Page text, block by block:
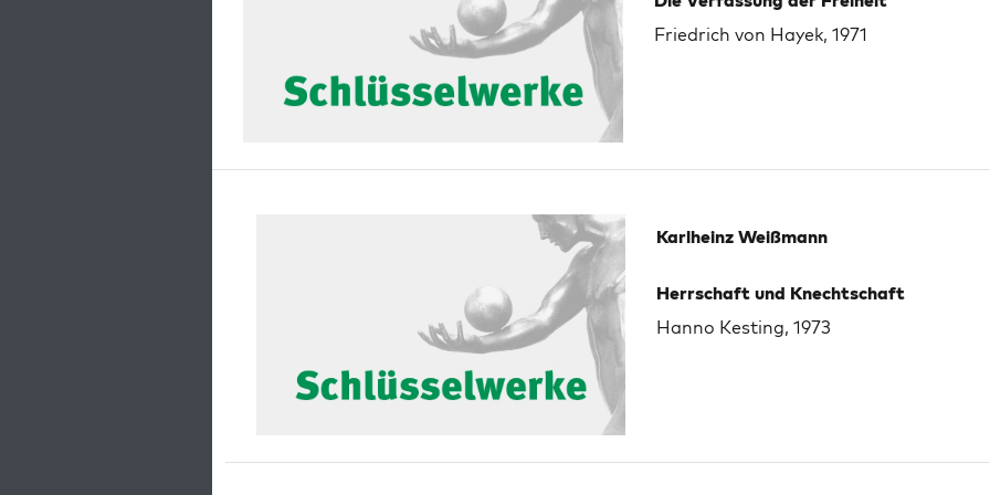
Friedrich von Hayek, 1971
Karlheinz Weißmann
Herrschaft und Knechtschaft
Hanno Kesting, 1973